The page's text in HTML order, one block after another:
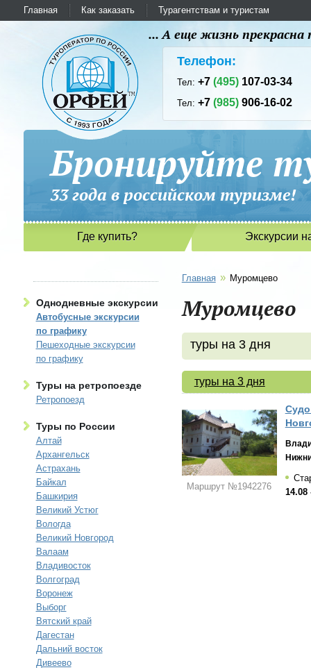
Главная Как заказать Турагентствам и туристам
... А еще жизнь
Телефон:
Тел:+7(495) 107-03-34
Тел:+7(985) 906-16-02
Бронируйте
33 года в российском
Где купить? Экскурсии
Однодневные экскурсии
Автобусные экскурсии
по графику
Пешеходные экскурсии
по графику
Туры на ретропоезде
Ретропоезд
Туры по России
Алтай
Архангельск
Астрахань
Байкал
Башкирия
Великий Устюг
Вологда
Великий Новгород
Валаам
Владивосток
Волгоград
Воронеж
Выборг
Вятский край
Дагестан
Дальний восток
Дивеево
Главная » Муромцево
Муромцево
туры на 3 дня
туры на 3 дня
Маршрут №1942276
14.08